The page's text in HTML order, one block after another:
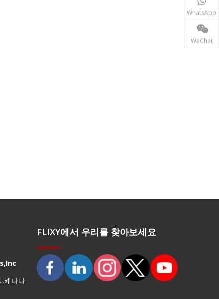
WhatsApp
WeChat
,캐나다
FLIXY에서 우리를 찾아보세요